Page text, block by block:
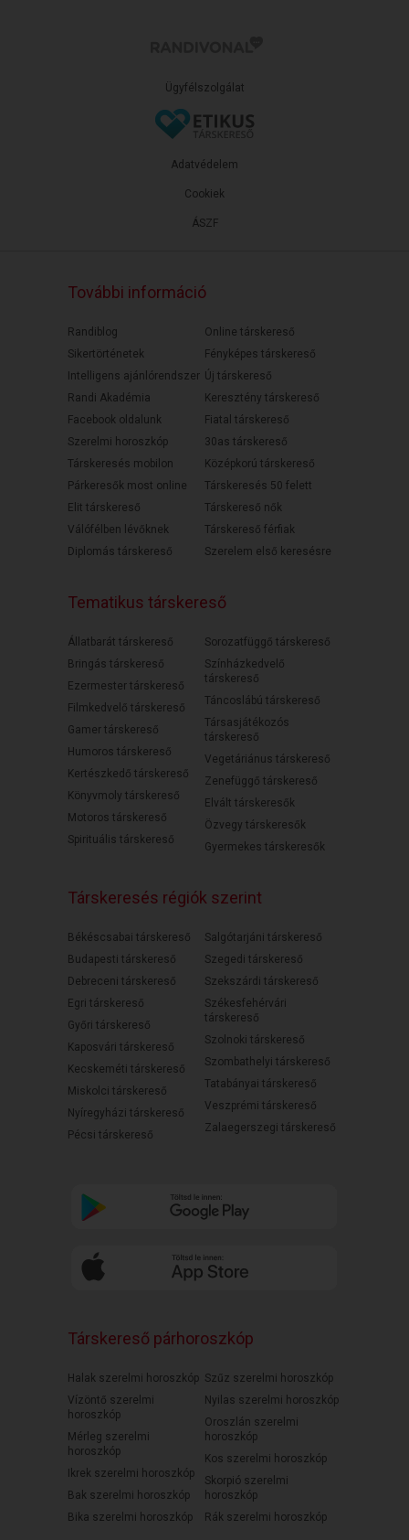
Ügyfélszolgálat
ÁSZF
Adatvédelem
Cookiek
További információ
Randiblog
Sikertörténetek
Intelligens ajánlórendszer
Randi Akadémia
Facebook oldalunk
Szerelmi horoszkóp
Társkeresés mobilon
Párkeresők most online
Elit társkereső
Válófélben lévőknek
Diplomás társkereső
Online társkereső
Fényképes társkereső
Új társkereső
Keresztény társkereső
Fiatal társkereső
30as társkereső
Középkorú társkereső
Társkeresés 50 felett
Társkereső nők
Társkereső férfiak
Szerelem első keresésre
Tematikus társkereső
Állatbarát társkereső
Bringás társkereső
Ezermester társkereső
Filmkedvelő társkereső
Gamer társkereső
Humoros társkereső
Kertészkedő társkereső
Könyvmoly társkereső
Motoros társkereső
Spirituális társkereső
Sorozatfüggő társkereső
Színházkedvelő
társkereső
Táncoslábú társkereső
Társasjátékozós
társkereső
Vegetáriánus társkereső
Zenefüggő társkereső
Elvált társkeresők
Özvegy társkeresők
Gyermekes társkeresők
Társkeresés régiók szerint
Békéscsabai társkereső
Budapesti társkereső
Debreceni társkereső
Egri társkereső
Győri társkereső
Kaposvári társkereső
Kecskeméti társkereső
Miskolci társkereső
Nyíregyházi társkereső
Pécsi társkereső
Salgótarjáni társkereső
Szegedi társkereső
Szekszárdi társkereső
Székesfehérvári
társkereső
Szolnoki társkereső
Szombathelyi társkereső
Tatabányai társkereső
Veszprémi társkereső
Zalaegerszegi társkereső
Társkereső párhoroszkóp
Halak szerelmi horoszkóp
Vízöntő szerelmi
horoszkóp
Mérleg szerelmi
horoszkóp
Ikrek szerelmi horoszkóp
Bak szerelmi horoszkóp
Bika szerelmi horoszkóp
Szűz szerelmi horoszkóp
Nyilas szerelmi horoszkóp
Oroszlán szerelmi
horoszkóp
Kos szerelmi horoszkóp
Skorpió szerelmi
horoszkóp
Rák szerelmi horoszkóp